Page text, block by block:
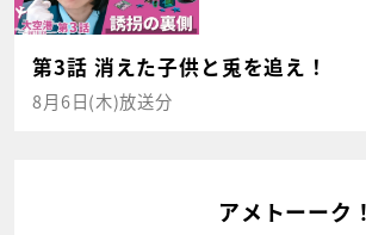
第3話 消えた子供と兎を追え！
8月6日(木)放送分
アメトーーク！